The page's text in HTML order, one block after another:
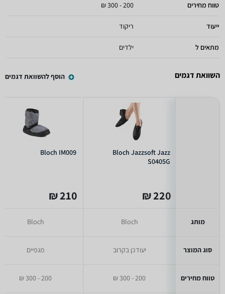
טווח מחירים 200 - 300 ₪
ייעוד ריקוד
מתאים ל ילדים
השוואת דגמים הוסף להשוואת דגמים
מותג
סוג המוצר
טווח מחירים
Bloch Jazzsoft Jazz
S0405G
220 ₪
Bloch
יעודכן בקרוב
200 - 300 ₪
Bloch IM009
210 ₪
Bloch
מגפיים
200 - 300 ₪